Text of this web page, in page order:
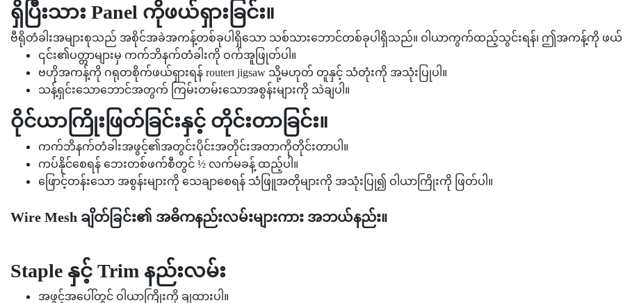
ရှိပြီးသား Panel ကိုဖယ်ရှားခြင်း။
ဗီရိုတံခါးအများစုသည် အစိုင်အခဲအကန့်တစ်ခုပါရှိသော သစ်သားဘောင်တစ်ခုပါရှိသည်။ ဝါယာကွက်ထည့်သွင်းရန်၊ ဤအကန့်ကို ဖယ်ရှ
၎င်း၏ပတ္တာများမှ ကက်ဘိနက်တံခါးကို ဝက်အူဖြုတ်ပါ။
ဗဟိုအကန့်ကို ဂရုတစိုက်ဖယ်ရှားရန် router၊ jigsaw သို့မဟုတ် တူနှင့် သံတုံးကို အသုံးပြုပါ။
သန့်ရှင်းသောဘောင်အတွက် ကြမ်းတမ်းသောအစွန်းများကို သဲချပါ။
ဝိုင်ယာကြိုးဖြတ်ခြင်းနှင့် တိုင်းတာခြင်း။
ကက်ဘိနက်တံခါးအဖွင့်၏အတွင်းပိုင်းအတိုင်းအတာကိုတိုင်းတာပါ။
ကပ်နိုင်စေရန် ဘေးတစ်ဖက်စီတွင် ½ လက်မခန့် ထည့်ပါ။
ဖြောင့်တန်းသော အစွန်းများကို သေချာစေရန် သံဖြူအတိုများကို အသုံးပြု၍ ဝါယာကြိုးကို ဖြတ်ပါ။
Wire Mesh ချိတ်ခြင်း၏ အဓိကနည်းလမ်းများကား အဘယ်နည်း။
Staple နှင့် Trim နည်းလမ်း
အဖွင့်အပေါ်တွင် ဝါယာကြိုးကို ချထားပါ။